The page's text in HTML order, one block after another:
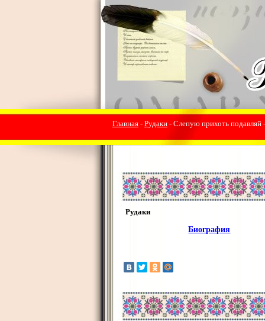
Главная - Рудаки - Слепую прихоть
Рудаки
Биография